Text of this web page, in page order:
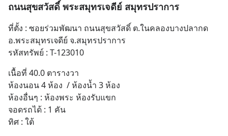
ถนนสุขสวัสดิ์ พระสมุทรเจดีย์ สมุทรปราการ
ที่ตั้ง : ซอยร่วมพัฒนา ถนนสุขสวัสดิ์ ต.ในคลองบางปลากด
อ.พระสมุทรเจดีย์ จ.สมุทรปราการ
รหัสทรัพย์ : T-123010
เนื้อที่ 40.0 ตารางวา
ห้องนอน 4 ห้อง  / ห้องน้ำ 3 ห้อง
ห้องอื่นๆ : ห้องพระ ห้องรับแขก
จอดรถได้ : 1 คัน
ทิศ : ใต้